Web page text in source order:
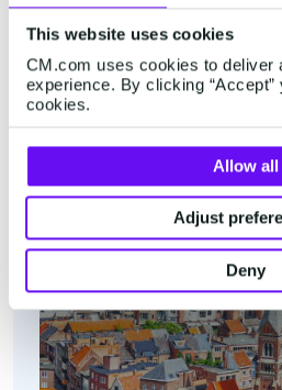
This website uses cookies
CM.com uses cookies to deliver
experience. By clicking
cookies.
Allow all
Adjust
Deny
Belgien